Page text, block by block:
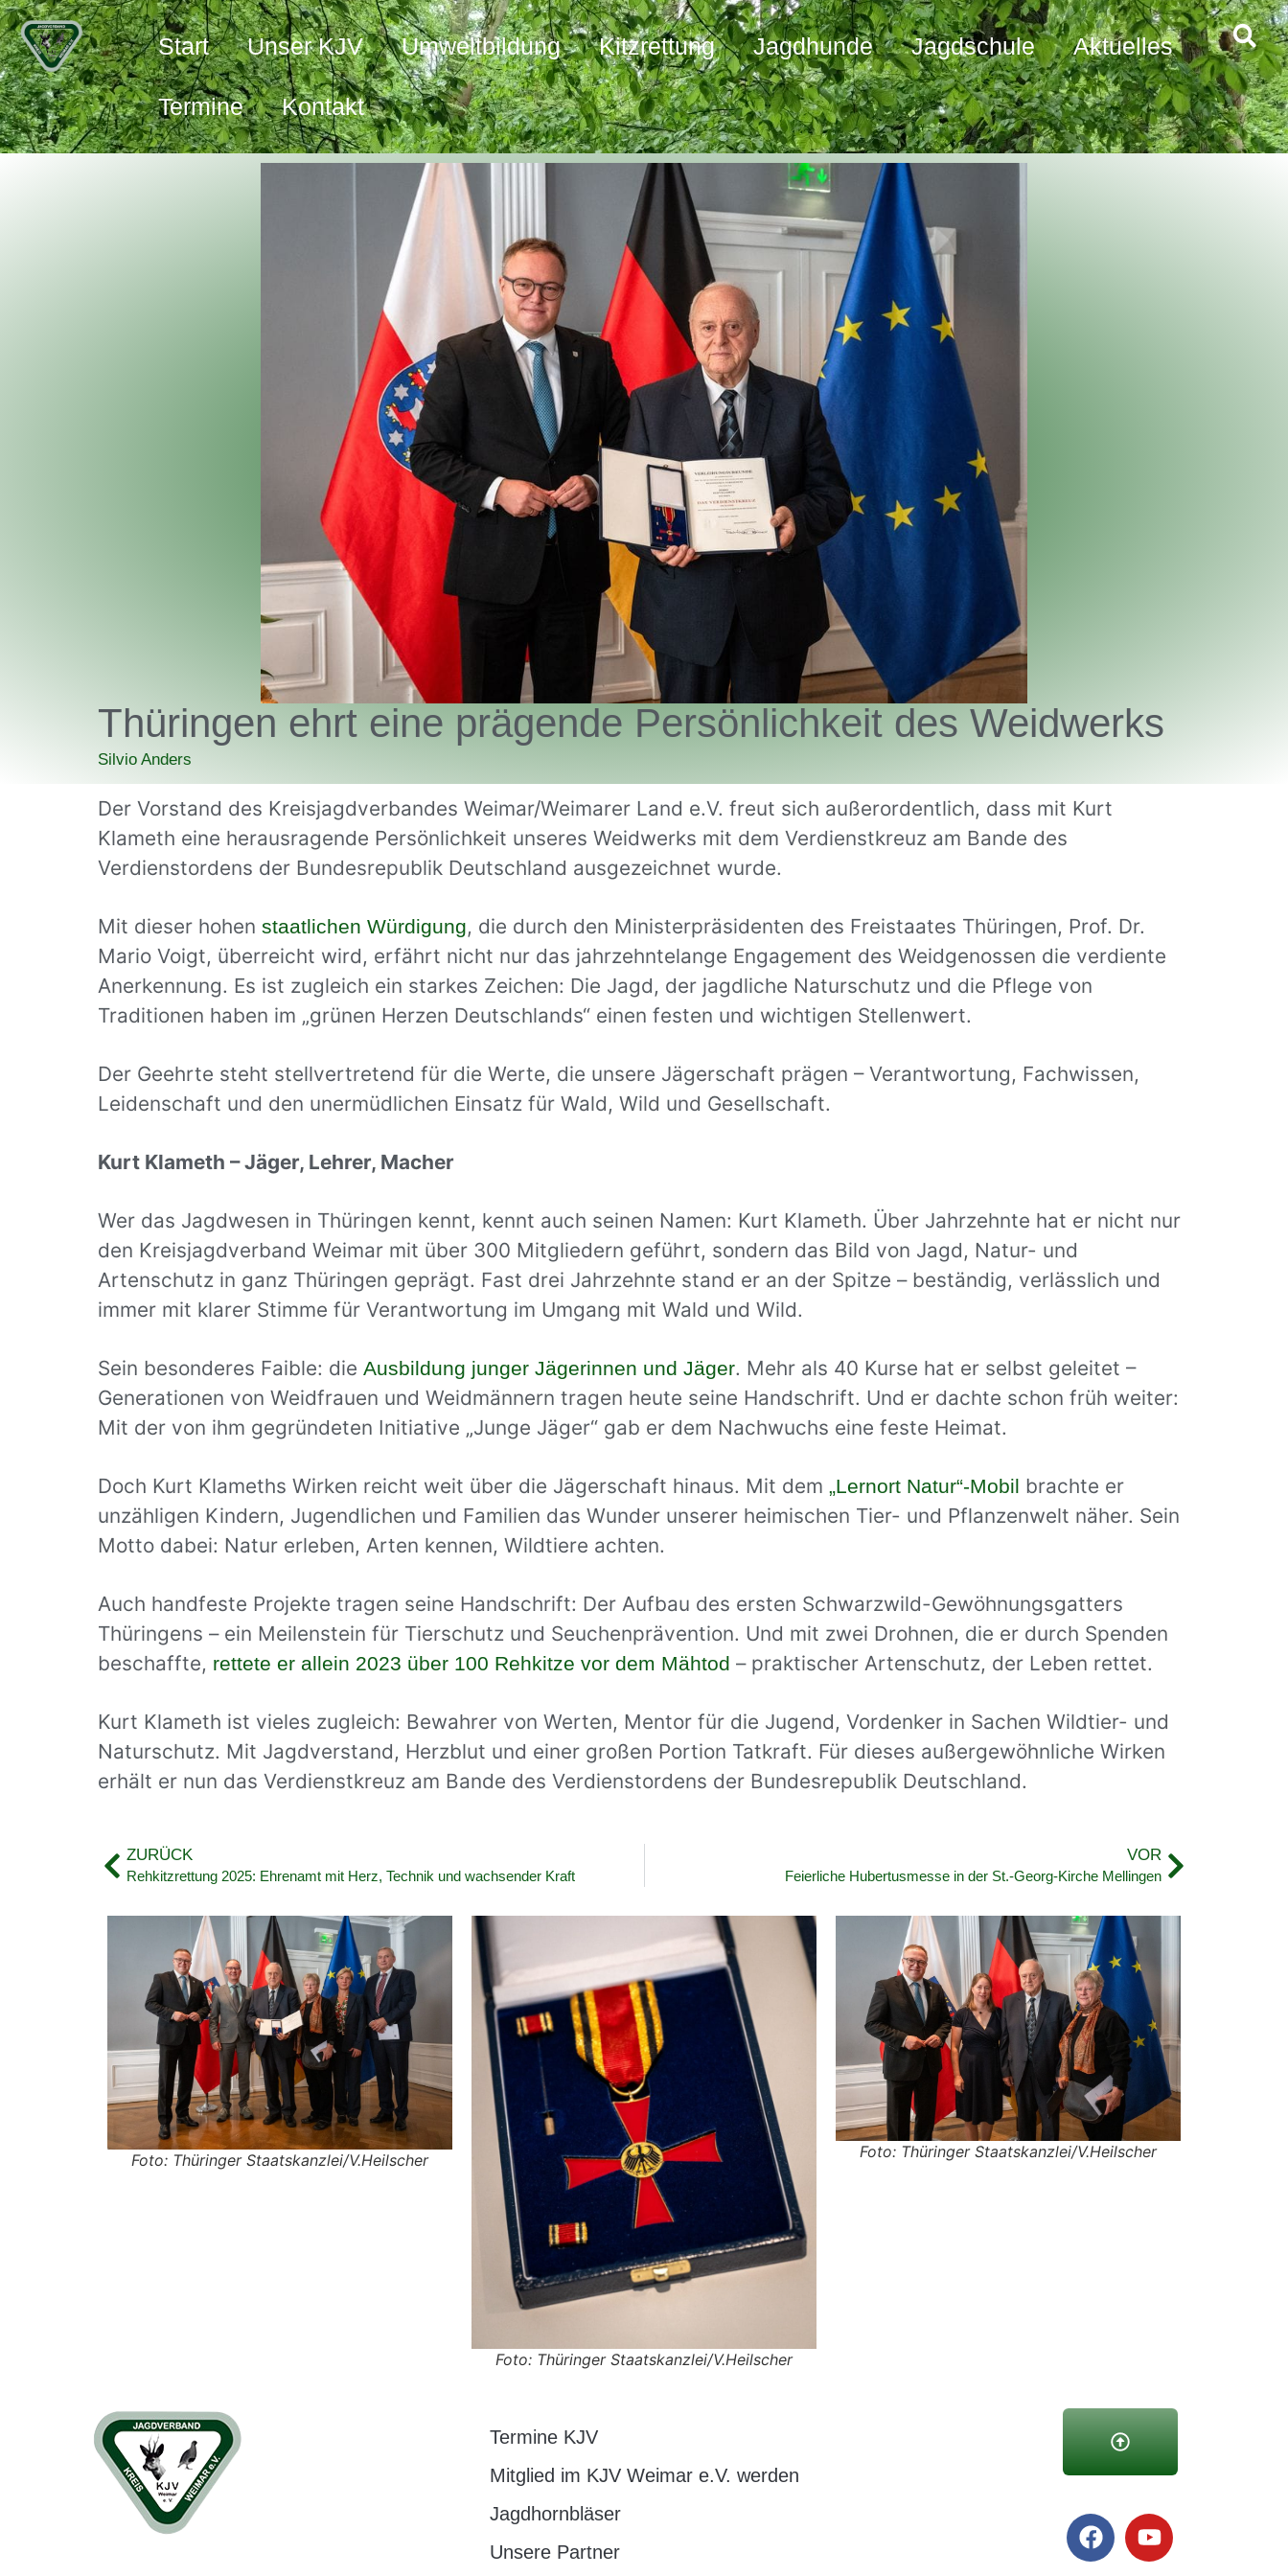
Start Unser KJV Umweltbildung Kitzrettung Jagdhunde Jagdschule Aktuelles
Termine Kontakt
Thüringen ehrt eine prägende Persönlichkeit des Weidwerks
Silvio Anders
Der Vorstand des Kreisjagdverbandes Weimar/Weimarer Land e.V. freut sich außerordentlich, dass mit Kurt
Klameth eine herausragende Persönlichkeit unseres Weidwerks mit dem Verdienstkreuz am Bande des
Verdienstordens der Bundesrepublik Deutschland ausgezeichnet wurde.
Mit dieser hohen staatlichen Würdigung, die durch den Ministerpräsidenten des Freistaates Thüringen, Prof. Dr.
Mario Voigt, überreicht wird, erfährt nicht nur das jahrzehntelange Engagement des Weidgenossen die verdiente
Anerkennung. Es ist zugleich ein starkes Zeichen: Die Jagd, der jagdliche Naturschutz und die Pflege von
Traditionen haben im „grünen Herzen Deutschlands“ einen festen und wichtigen Stellenwert.
Der Geehrte steht stellvertretend für die Werte, die unsere Jägerschaft prägen – Verantwortung, Fachwissen,
Leidenschaft und den unermüdlichen Einsatz für Wald, Wild und Gesellschaft.
Kurt Klameth – Jäger, Lehrer, Macher
Wer das Jagdwesen in Thüringen kennt, kennt auch seinen Namen: Kurt Klameth. Über Jahrzehnte hat er nicht nur
den Kreisjagdverband Weimar mit über 300 Mitgliedern geführt, sondern das Bild von Jagd, Natur- und
Artenschutz in ganz Thüringen geprägt. Fast drei Jahrzehnte stand er an der Spitze – beständig, verlässlich und
immer mit klarer Stimme für Verantwortung im Umgang mit Wald und Wild.
Sein besonderes Faible: die Ausbildung junger Jägerinnen und Jäger. Mehr als 40 Kurse hat er selbst geleitet –
Generationen von Weidfrauen und Weidmännern tragen heute seine Handschrift. Und er dachte schon früh weiter:
Mit der von ihm gegründeten Initiative „Junge Jäger“ gab er dem Nachwuchs eine feste Heimat.
Doch Kurt Klameths Wirken reicht weit über die Jägerschaft hinaus. Mit dem „Lernort Natur“-Mobil brachte er
unzähligen Kindern, Jugendlichen und Familien das Wunder unserer heimischen Tier- und Pflanzenwelt näher. Sein
Motto dabei: Natur erleben, Arten kennen, Wildtiere achten.
Auch handfeste Projekte tragen seine Handschrift: Der Aufbau des ersten Schwarzwild-Gewöhnungsgatters
Thüringens – ein Meilenstein für Tierschutz und Seuchenprävention. Und mit zwei Drohnen, die er durch Spenden
beschaffte, rettete er allein 2023 über 100 Rehkitze vor dem Mähtod – praktischer Artenschutz, der Leben rettet.
Kurt Klameth ist vieles zugleich: Bewahrer von Werten, Mentor für die Jugend, Vordenker in Sachen Wildtier- und
Naturschutz. Mit Jagdverstand, Herzblut und einer großen Portion Tatkraft. Für dieses außergewöhnliche Wirken
erhält er nun das Verdienstkreuz am Bande des Verdienstordens der Bundesrepublik Deutschland.
ZURÜCK
Rehkitzrettung 2025: Ehrenamt mit Herz, Technik und wachsender Kraft
VOR
Feierliche Hubertusmesse in der St.-Georg-Kirche Mellingen
Foto: Thüringer Staatskanzlei/V.Heilscher
Foto: Thüringer Staatskanzlei/V.Heilscher
Foto: Thüringer Staatskanzlei/V.Heilscher
Termine KJV
Mitglied im KJV Weimar e.V. werden
Jagdhornbläser
Unsere Partner